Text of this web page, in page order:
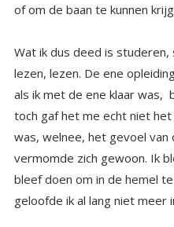
of om de baan te kunnen
Wat ik dus deed is
lezen, lezen. De ene
als ik met de ene klaar
toch gaf het me echt niet
was, welnee, het gevoel
vermomde zich gewoon.
bleef doen om in de
geloofde ik al lang niet meer